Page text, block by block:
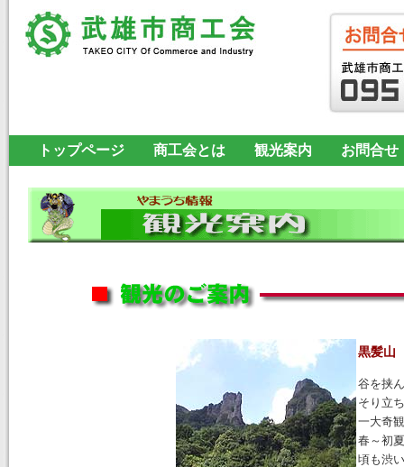
トップページ 商工会とは 観光案内 お問合せ
黒髪山
谷を挟
そり立
一大奇
春～初
頃も渋